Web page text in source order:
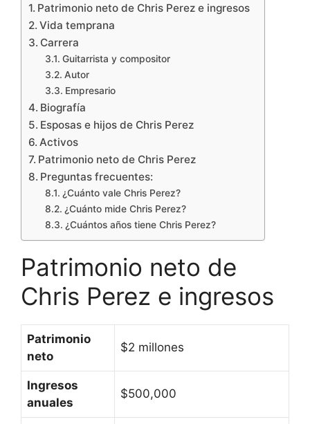
Patrimonio neto de Chris Perez e ingresos
Vida temprana
Carrera
Guitarrista y compositor
Autor
Empresario
Biografía
Esposas e hijos de Chris Perez
Activos
Patrimonio neto de Chris Perez
Preguntas frecuentes:
¿Cuánto vale Chris Perez?
¿Cuánto mide Chris Perez?
¿Cuántos años tiene Chris Perez?
Patrimonio neto de
Chris Perez e ingresos
Patrimonio
neto
$2 millones
Ingresos
anuales
$500,000